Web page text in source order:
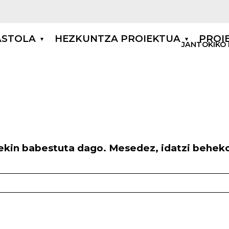
JANTOKIKO
navigationHEZKUNTZA PROIEKTUA
babestuta dago. Mesedez, idatzi